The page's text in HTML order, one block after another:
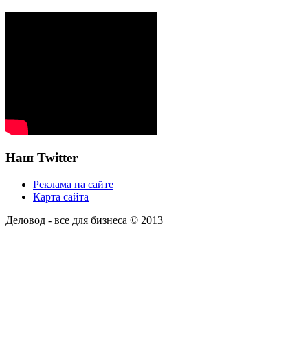
Наш Twitter
Реклама на сайте
Карта сайта
Деловод - все для бизнеса © 2013